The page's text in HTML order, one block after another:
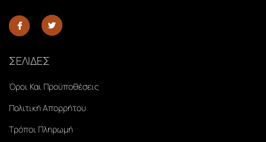
ΣΕΛΙΔΕΣ
Όροι Και Προϋποθέσεις
Πολιτική Απορρήτου
Τρόποι Πληρωμή